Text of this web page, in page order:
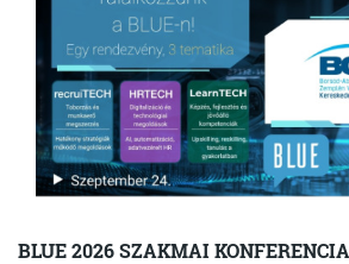
BLUE 2026 SZAKMAI